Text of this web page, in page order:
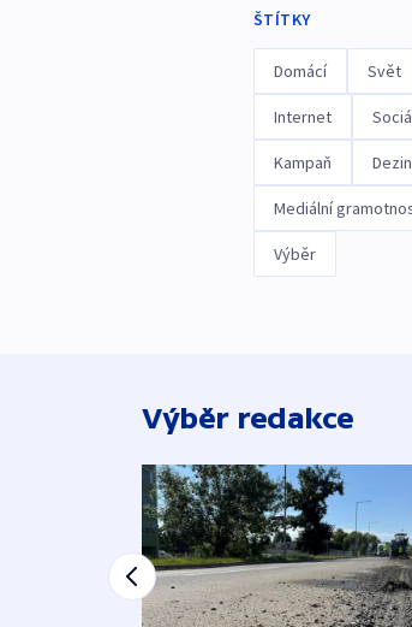
ŠTÍTKY
Domácí Svět
Internet
Kampaň
Mediální
Výběr
Výběr redakce